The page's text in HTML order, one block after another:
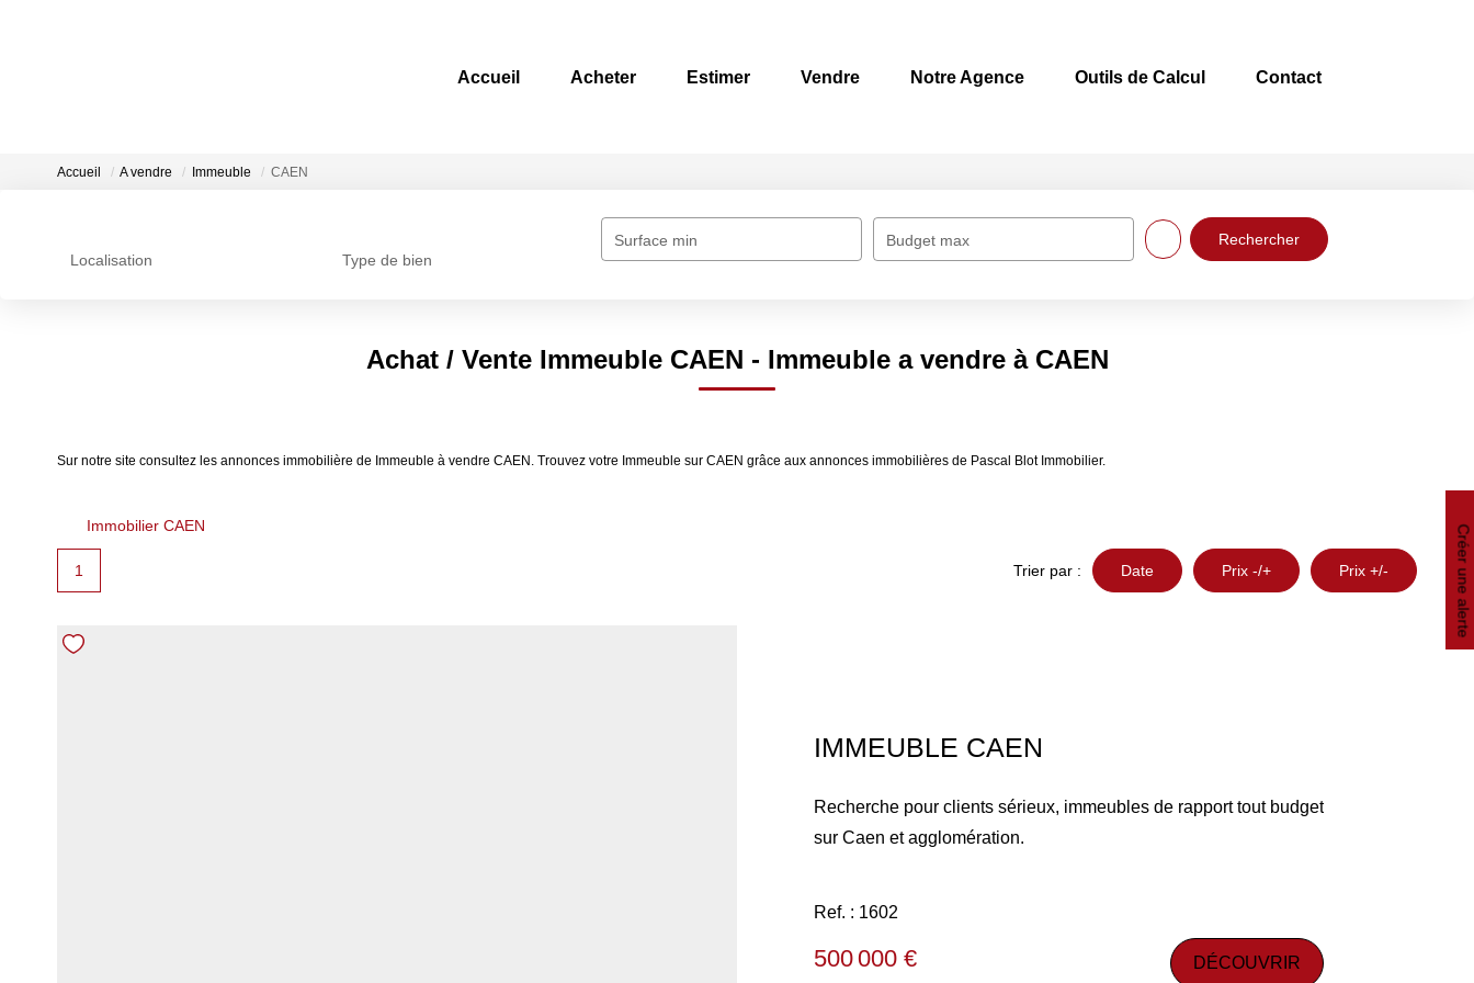
Accueil Acheter Estimer Vendre Notre Agence Outils de Calcul Contact
Accueil A vendre Immeuble CAEN
Localisation Type de bien
Surface min Budget max
Achat / Vente Immeuble CAEN - Immeuble a vendre à CAEN
Sur notre site consultez les annonces immobilière de Immeuble à vendre CAEN. Trouvez votre Immeuble sur CAEN grâce aux annonces immobilières de Pascal Blot Immobilier.
Immobilier CAEN Créer une alerte
1 Trier par : Date Prix -/+ Prix +/-
IMMEUBLE CAEN
Recherche pour clients sérieux, immeubles de rapport tout budget
sur Caen et agglomération.
Ref. : 1602
500 000 € DÉCOUVRIR